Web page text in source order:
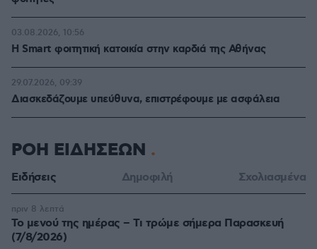
Η Smart φοιτητική κατοικία στην καρδιά της Αθήνας
03.08.2026, 10:56
Διασκεδάζουμε υπεύθυνα, επιστρέφουμε με ασφάλεια
29.07.2026, 09:39
ΡΟΗ ΕΙΔΗΣΕΩΝ
Ειδήσεις Δημοφιλή Σχολιασμένα
Το μενού της ημέρας – Τι τρώμε σήμερα Παρασκευή
(7/8/2026)
πριν 8 λεπτά